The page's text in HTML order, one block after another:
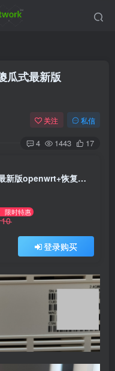
瓜式最新版
关注 私信
4 1443 17
小米路由器WR30U刷机教程傻瓜式最新版openwrt+恢复原厂教程
限时特惠
10
登录购买